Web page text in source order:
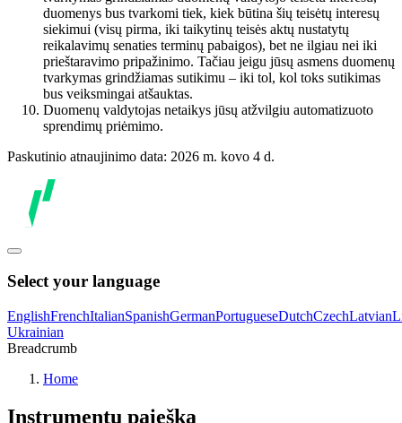
duomenys bus tvarkomi tiek, kiek būtina šių teisėtų interesų
siekimui (visų pirma, iki taikytinų teisės aktų nustatytų
reikalavimų senaties terminų pabaigos), bet ne ilgiau nei iki
prieštaravimo pripažinimo. Tačiau jeigu jūsų asmens duomenų
tvarkymas grindžiamas sutikimu – iki tol, kol toks sutikimas
bus veiksmingai atšauktas.
Duomenų valdytojas netaikys jūsų atžvilgiu automatizuoto
sprendimų priėmimo.
Paskutinio atnaujinimo data: 2026 m. kovo 4 d.
Select your language
EnglishFrenchItalianSpanishGermanPortugueseDutchCzechLatvian
Ukrainian
Breadcrumb
Home
Instrumentų paieška